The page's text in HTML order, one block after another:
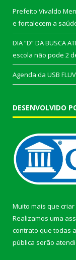
Prefeito Vivaldo
e fortalecem a
DIA “D” DA BUSCA
escola não pode 2
Agenda da USB
DESENVOLVIDO
Muito mais que criar
Realizamos uma
contrato que todas
pública serão